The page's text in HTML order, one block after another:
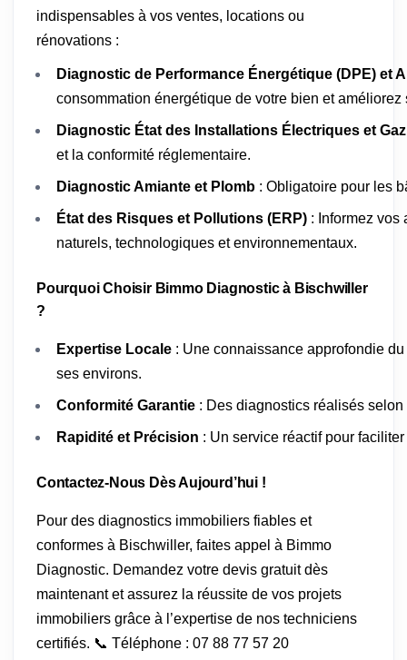
indispensables à vos ventes, locations ou
rénovations :
Diagnostic de Performance Énergétique (DPE) et
consommation énergétique de votre bien et améliorez
Diagnostic État des Installations Électriques et Gaz
et la conformité réglementaire.
Diagnostic Amiante et Plomb : Obligatoire pour les
État des Risques et Pollutions (ERP) : Informez vos
naturels, technologiques et environnementaux.
Pourquoi Choisir Bimmo Diagnostic à Bischwiller
?
Expertise Locale : Une connaissance approfondie
ses environs.
Conformité Garantie : Des diagnostics réalisés
Rapidité et Précision : Un service réactif pour
Contactez-Nous Dès Aujourd’hui !
Pour des diagnostics immobiliers fiables et
conformes à Bischwiller, faites appel à Bimmo
Diagnostic. Demandez votre devis gratuit dès
maintenant et assurez la réussite de vos projets
immobiliers grâce à l’expertise de nos techniciens
certifiés. 📞 Téléphone : 07 88 77 57 20